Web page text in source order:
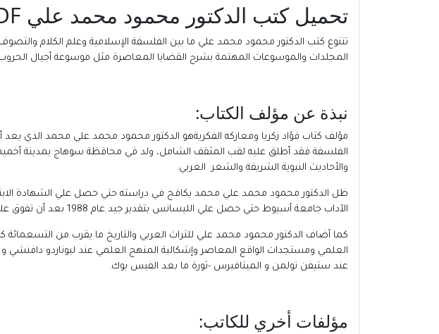
تحميل كتب الدكتور محمود محمد علي PDF:
تتنوع كتب الدكتور محمود محمد علي ما بين الفلسفة الإسلامية وعلم الكلام
المجلدات والموسوعات المهتمة بشرح القضايا المعاصرة مثل موسوعة أجيال الحروب ”
نبذة عن مؤلف الكتاب:
مؤلف كتاب فؤاد زكريا ومعاركه الفكريةهو الدكتور محمود محمد علي محمد الذي
والأحاديث النبوية الشريفة والشعر العربي.
الآداب جامعة أسيوط حتي حصل علي الليسانس بتقدير جيد عام 1988 بعد أن تفوق علي أقرانه وعٌيّن مدرسا مساعداً بكلية الآداب بجامعة حلوان.
كما أضاف الدكتور محمود محمد علي للتراث العربي والتاريخ ما يقرب من التسعمائة
العلمي ومستجدات الواقع المعاصر وإشكالية المنهج العلمي عند ليوناردو دافنشي و
عند ستيفن تولمن و الميتافيرس -ثورة ما بعد الفيس بوك.
مؤلفات أخري للكاتب: